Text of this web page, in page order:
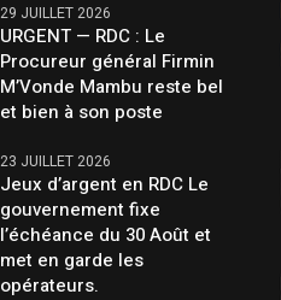
29 JUILLET 2026
URGENT — RDC : Le
Procureur général Firmin
M’Vonde Mambu reste bel
et bien à son poste
23 JUILLET 2026
Jeux d’argent en RDC Le
gouvernement fixe
l’échéance du 30 Août et
met en garde les
opérateurs.